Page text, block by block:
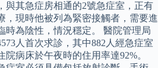
與其急症房相通的2號急症室，正有
，現時他被列為緊密接觸者，需要進
時為陰性，情況穩定。 醫院管理局
人首次求診，其中882人經急症室
病床於午夜時的住用率達92%。